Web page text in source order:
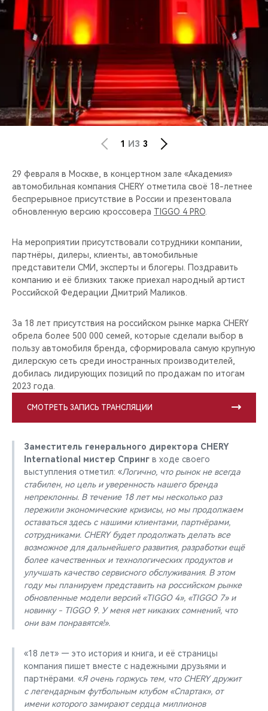
CHERY И СПОРТ
НАШИ МЕРОПРИЯТИЯ
ВИДЕООБЗОРЫ
CHERY ДЛЯ ДЕТЕЙ
1 ИЗ 3
29 февраля в Москве, в концертном зале «Академия»
автомобильная компания CHERY отметила своё 18-летнее
беспрерывное присутствие в России и презентовала
обновленную версию кроссовера TIGGO 4 PRO
На мероприятии присутствовали сотрудники компании,
партнёры, дилеры, клиенты, автомобильные
представители СМИ, эксперты и блогеры. Поздравить
компанию и её близких также приехал народный артист
Российской Федерации Дмитрий Маликов.
За 18 лет присутствия на российском рынке марка CHERY
обрела более 500 000 семей, которые сделали выбор в
пользу автомобиля бренда, сформировала самую крупную
дилерскую сеть среди иностранных производителей,
добилась лидирующих позиций по продажам по итогам
2023 года.
СМОТРЕТЬ ЗАПИСЬ ТРАНСЛЯЦИИ
Заместитель генерального директора CHERY
International мистер Спринг в ходе своего
выступления отметил: «Логично, что рынок не всегда
стабилен, но цель и уверенность нашего бренда
непреклонны. В течение 18 лет мы несколько раз
пережили экономические кризисы, но мы продолжаем
оставаться здесь с нашими клиентами, партнёрами,
сотрудниками. CHERY будет продолжать делать все
возможное для дальнейшего развития, разработки ещё
более качественных и технологических продуктов и
улучшать качество сервисного обслуживания. В этом
году мы планируем представить на российском рынке
обновленные модели версий «TIGGO 4», «TIGGO 7» и
новинку - TIGGO 9. У меня нет никаких сомнений, что
они вам понравятся!».
«18 лет» — это история и книга, и её страницы
компания пишет вместе с надежными друзьями и
партнёрами. «Я очень горжусь тем, что CHERY дружит
с легендарным футбольным клубом «Спартак», от
имени которого замирают сердца миллионов